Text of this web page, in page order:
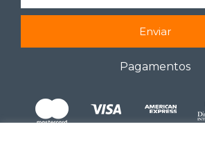
Enviar
Pagamentos